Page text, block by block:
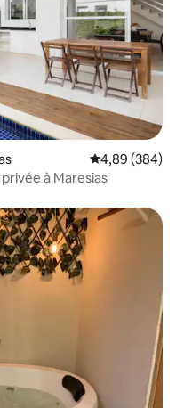
Évaluation
4,89 (384)
à Maresias